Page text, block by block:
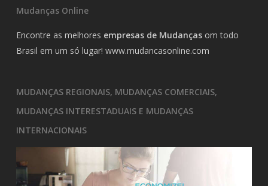
Mudanças Online
Encontre as melhores empresas de Mudançasom todo
Brasil em um só lugar! www.mudancasonline.com
MUDANÇAS REGIONAIS, MUDANÇAS COMERCIAIS,
MUDANÇAS INTERESTADUAIS E MUDANÇAS
INTERNACIONAIS